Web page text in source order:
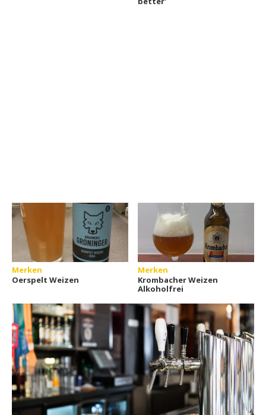
Merken
Oerspelt Weizen
Merken
Krombacher Weizen
Alkoholfrei